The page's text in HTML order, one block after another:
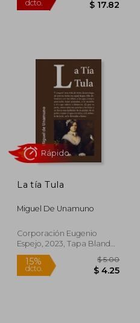
45%
dcto.
La tía Tula
Miguel De Unamuno
Corporación Eugenio
Espejo, 2023, Tapa Blanda,
Nuevo